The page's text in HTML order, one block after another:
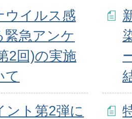
ウイルス感
緊急アンケ
2回)の実施
て
ント第2弾に